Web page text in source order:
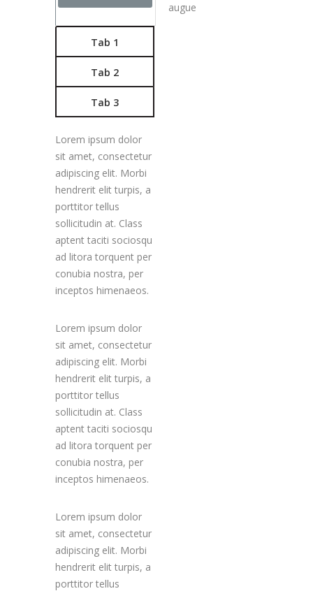
Tab 1
Tab 2
Tab 3
Lorem ipsum dolor
sit amet, consectetur
adipiscing elit. Morbi
hendrerit elit turpis, a
porttitor tellus
sollicitudin at. Class
aptent taciti sociosqu
ad litora torquent per
conubia nostra, per
inceptos himenaeos.
Lorem ipsum dolor
sit amet, consectetur
adipiscing elit. Morbi
hendrerit elit turpis, a
porttitor tellus
sollicitudin at. Class
aptent taciti sociosqu
ad litora torquent per
conubia nostra, per
inceptos himenaeos.
Lorem ipsum dolor
sit amet, consectetur
adipiscing elit. Morbi
hendrerit elit turpis, a
porttitor tellus
augue